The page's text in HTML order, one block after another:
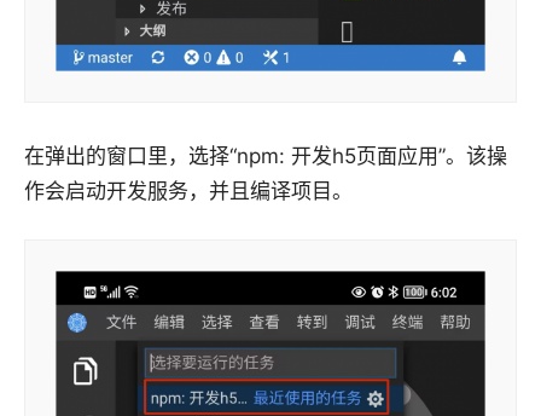
在弹出的窗口里，选择“npm: 开发h5页面应用”。该操
作会启动开发服务，并且编译项目。